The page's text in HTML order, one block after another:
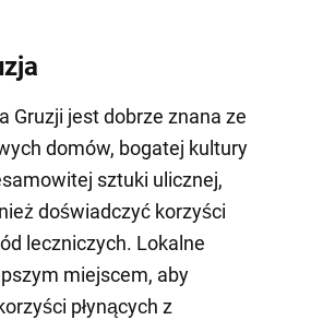
Gruzji jest dobrze znana ze
domów, bogatej kultury
sztuki ulicznej,
doświadczyć korzyści
leczniczych. Lokalne
miejscem, aby
płynących z